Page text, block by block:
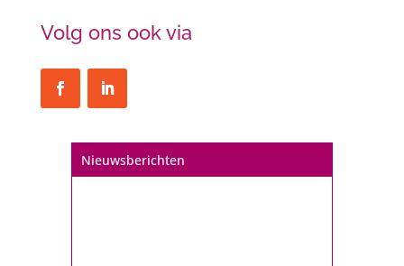
Volg ons ook via
Nieuwsberichten